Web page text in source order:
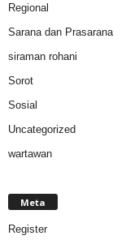
Regional
Sarana dan Prasarana
siraman rohani
Sorot
Sosial
Uncategorized
wartawan
Meta
Register